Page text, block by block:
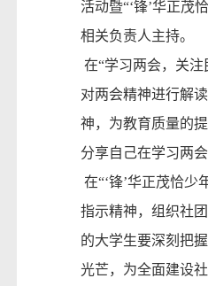
活动暨“‘锋’华正茂
相关负责人主持。
在“学习两会，关
对两会精神进行解
神，为教育质量的
分享自己在学习两
在“‘锋’华正茂恰
指示精神，组织社
的大学生要深刻把
光芒，为全面建设